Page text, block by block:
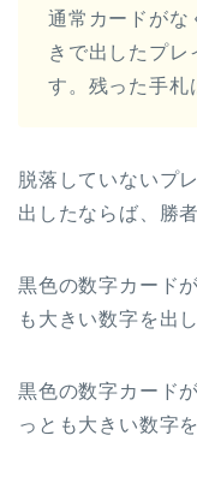
通常カードがな
きで出したプレ
す。残った手札
脱落していないプ
出したならば、勝
黒色の数字カード
も大きい数字を出
黒色の数字カード
っとも大きい数字